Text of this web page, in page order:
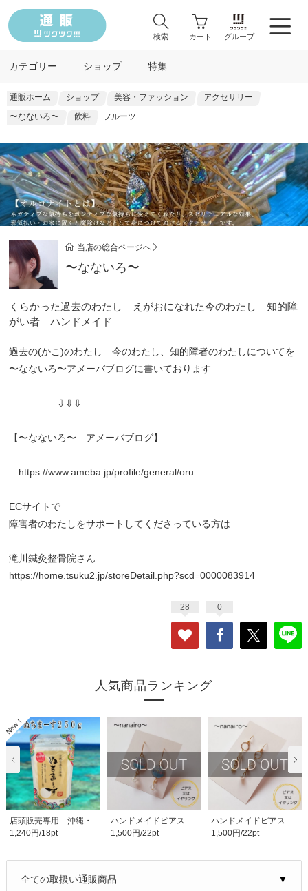
検索 カート グループ
カテゴリー ショップ 特集
通販ホーム ショップ 美容・ファッション
アクセサリー
〜なないろ〜
飲料 フルーツ
当店の総合ページへ
〜なないろ〜
くらかった過去のわたし えがおになれた今のわたし 知的障
がい者 ハンドメイド
過去の(かこ)のわたし 今のわたし、知的障者のわたしについてを
〜なないろ〜アメーバブログに書いております
⇩⇩⇩
【〜なないろ〜 アメーバブログ】
https://www.ameba.jp/profile/general/oru
ECサイトで
障害者のわたしをサポートしてくださっている方は
滝川鍼灸整骨院さん
https://home.tsuku2.jp/storeDetail.php?scd=0000083914
28 0
人気商品ランキング
店頭販売専用 沖縄・
ミネラル塩 ぬちま..
1,240円/18pt
ハンドメイドピアス
(ピアス＆イヤリン..
1,500円/22pt
ハンドメイドピアス
(ピアス＆イヤリン..
1,500円/22pt
▼